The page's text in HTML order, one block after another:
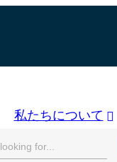
私たちについて